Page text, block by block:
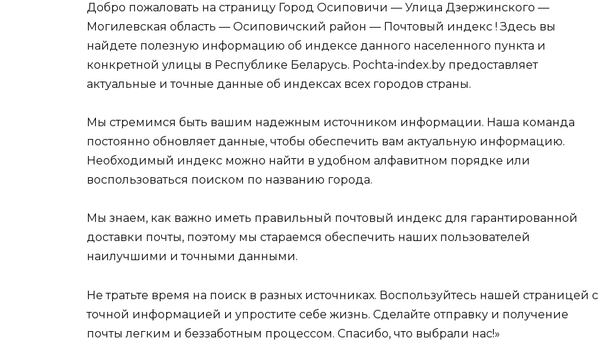
Добро пожаловать на страницу Город Осиповичи — Улица Дзержинского —
Могилевская область — Осиповичский район — Почтовый индекс ! Здесь вы
найдете полезную информацию об индексе данного населенного пункта и
конкретной улицы в Республике Беларусь. Pochta-index.by предоставляет
актуальные и точные данные об индексах всех городов страны.
Мы стремимся быть вашим надежным источником информации. Наша команда
постоянно обновляет данные, чтобы обеспечить вам актуальную информацию.
Необходимый индекс можно найти в удобном алфавитном порядке или
воспользоваться поиском по названию города.
Мы знаем, как важно иметь правильный почтовый индекс для гарантированной
доставки почты, поэтому мы стараемся обеспечить наших пользователей
наилучшими и точными данными.
Не тратьте время на поиск в разных источниках. Воспользуйтесь нашей страницей с
точной информацией и упростите себе жизнь. Сделайте отправку и получение
почты легким и беззаботным процессом. Спасибо, что выбрали нас!»